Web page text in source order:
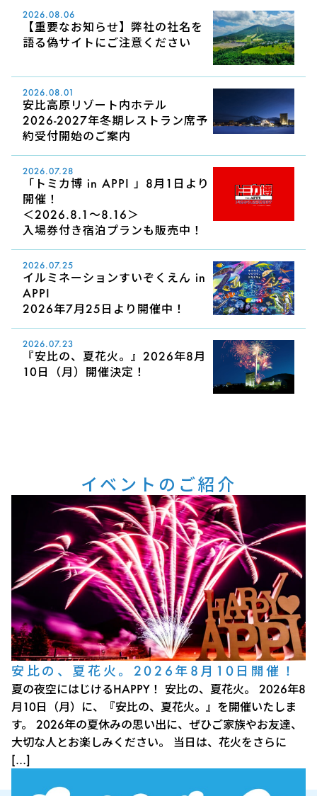
2026.08.06
【重要なお知らせ】弊社の社名を
語る偽サイトにご注意ください
2026.08.01
安比高原リゾート内ホテル
2026-2027年冬期レストラン席予
約受付開始のご案内
2026.07.28
「トミカ博 in APPI 」8月1日より
開催！
＜2026.8.1～8.16＞
入場券付き宿泊プランも販売中！
2026.07.25
イルミネーションすいぞくえん in
APPI
2026年7月25日より開催中！
2026.07.23
『安比の、夏花火。』2026年8月
10日（月）開催決定！
イベントのご紹介
安比の、夏花火。2026年8月10日開催！
夏の夜空にはじけるHAPPY！ 安比の、夏花火。 2026年8
月10日（月）に、『安比の、夏花火。』を開催いたしま
す。 2026年の夏休みの思い出に、ぜひご家族やお友達、
大切な人とお楽しみください。 当日は、花火をさらに
[…]